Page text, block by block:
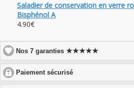
Saladier de conservation en verre
Bisphénol A
4.90€
Nos 7 garanties★★★★★
Paiement sécurisé
to